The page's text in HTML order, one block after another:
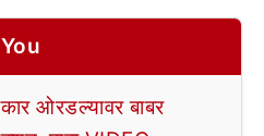
ओरडल्यावर बाबर